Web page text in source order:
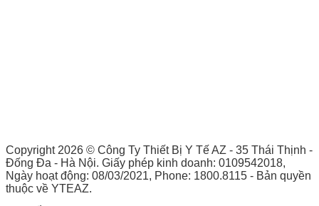
Copyright 2026 © Công Ty Thiết Bị Y Tế AZ - 35 Thái Thịnh -
Đống Đa - Hà Nội. Giấy phép kinh doanh: 0109542018,
Ngày hoạt động: 08/03/2021, Phone: 1800.8115 - Bản quyền
thuộc về YTEAZ.